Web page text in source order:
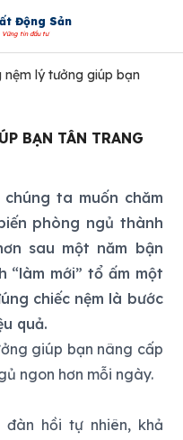
Động Sản
Vững tin đầu tư
nệm lý tưởng giúp bạn
BẠN TÂN TRANG
ta muốn chăm
phòng ngủ thành
sau một năm bận
“làm mới” tổ ấm một
chiếc nệm là bước
quả.
giúp bạn nâng cấp
ngon hơn mỗi ngày.
hồi tự nhiên, khả